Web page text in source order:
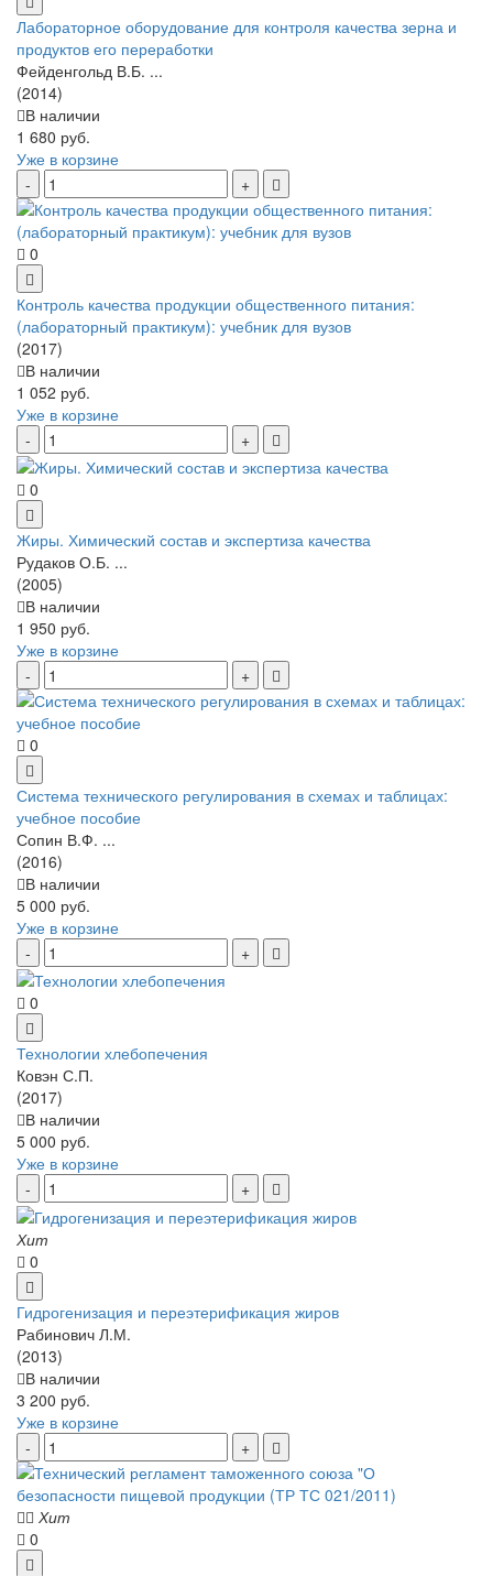
Лабораторное оборудование для контроля качества зерна и
продуктов его переработки
Фейденгольд В.Б. ...
(2014)
В наличии
1 680 руб.
Уже в корзине
0
Контроль качества продукции общественного питания:
(лабораторный практикум): учебник для вузов
(2017)
В наличии
1 052 руб.
Уже в корзине
0
Жиры. Химический состав и экспертиза качества
Рудаков О.Б. ...
(2005)
В наличии
1 950 руб.
Уже в корзине
0
Система технического регулирования в схемах и таблицах:
учебное пособие
Сопин В.Ф. ...
(2016)
В наличии
5 000 руб.
Уже в корзине
0
Технологии хлебопечения
Ковэн С.П.
(2017)
В наличии
5 000 руб.
Уже в корзине
Хит
0
Гидрогенизация и переэтерификация жиров
Рабинович Л.М.
(2013)
В наличии
3 200 руб.
Уже в корзине
Хит
0